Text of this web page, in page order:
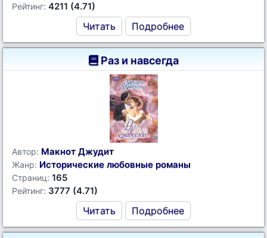
Рейтинг: 4211 (4.71)
Читать Подробнее
Раз и навсегда
Автор: Макнот Джудит
Жанр: Исторические любовные романы
Страниц: 165
Рейтинг: 3777 (4.71)
Читать Подробнее